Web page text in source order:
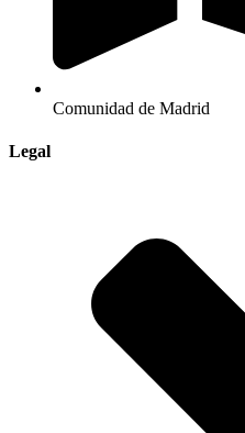
Comunidad de Madrid
Legal